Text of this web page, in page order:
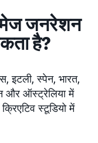
जनरेशन
है?
इटली, स्पेन, भारत,
और ऑस्ट्रेलिया में
स्टूडियो में